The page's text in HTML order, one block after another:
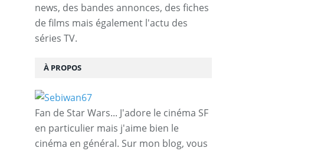
news, des bandes annonces, des fiches
de films mais également l'actu des
séries TV.
À PROPOS
Fan de Star Wars... J'adore le cinéma SF
en particulier mais j'aime bien le
cinéma en général. Sur mon blog, vous